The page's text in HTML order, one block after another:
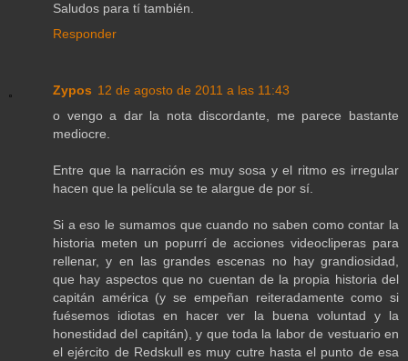
Saludos para tí también.
Responder
Zypos 12 de agosto de 2011 a las 11:43
o vengo a dar la nota discordante, me parece bastante
mediocre.
Entre que la narración es muy sosa y el ritmo es irregular
hacen que la película se te alargue de por sí.
Si a eso le sumamos que cuando no saben como contar la
historia meten un popurrí de acciones videocliperas para
rellenar, y en las grandes escenas no hay grandiosidad,
que hay aspectos que no cuentan de la propia historia del
capitán américa (y se empeñan reiteradamente como si
fuésemos idiotas en hacer ver la buena voluntad y la
honestidad del capitán), y que toda la labor de vestuario en
el ejército de Redskull es muy cutre hasta el punto de esa